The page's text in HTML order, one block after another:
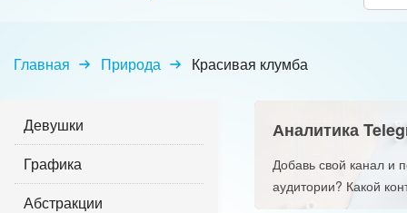
Главная Природа Красивая клумба
Девушки
Графика
Абстракции
Аналитика
Добавь свой канал и
аудитории? Какой